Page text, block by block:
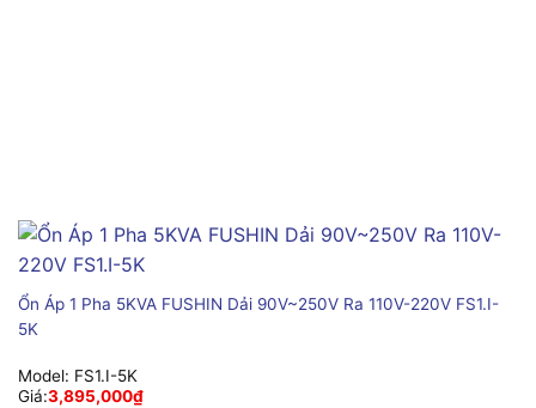
Ổn Áp 1 Pha 5KVA FUSHIN Dải 90V~250V Ra 110V-220V FS1.I-
5K
Model: FS1.I-5K
Giá:3,895,000₫